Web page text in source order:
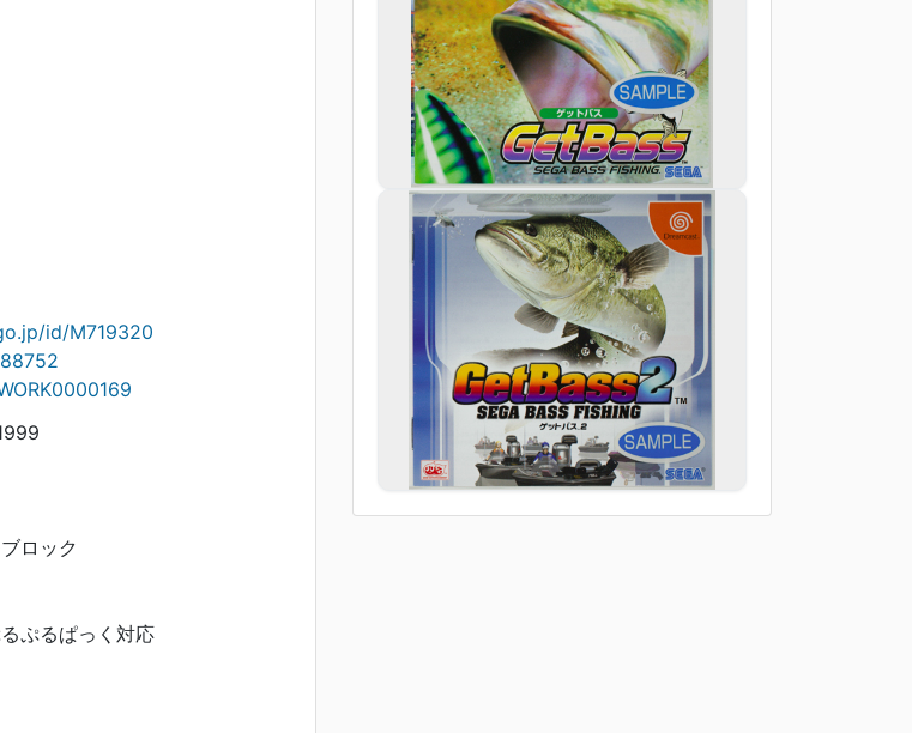
id/M719320
ロック
ぷるぱっく対応